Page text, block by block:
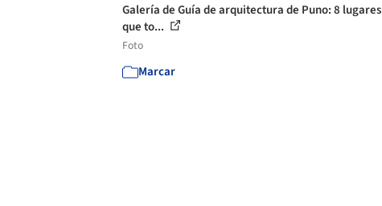
Galería de Guía de arquitectura de Puno: 8 lugares
que to...
Foto
Marcar